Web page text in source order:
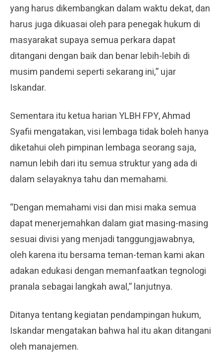
yang harus dikembangkan dalam waktu dekat, dan
harus juga dikuasai oleh para penegak hukum di
masyarakat supaya semua perkara dapat
ditangani dengan baik dan benar lebih-lebih di
musim pandemi seperti sekarang ini,” ujar
Iskandar.
Sementara itu ketua harian YLBH FPY, Ahmad
Syafii mengatakan, visi lembaga tidak boleh hanya
diketahui oleh pimpinan lembaga seorang saja,
namun lebih dari itu semua struktur yang ada di
dalam selayaknya tahu dan memahami.
“Dengan memahami visi dan misi maka semua
dapat menerjemahkan dalam giat masing-masing
sesuai divisi yang menjadi tanggungjawabnya,
oleh karena itu bersama teman-teman kami akan
adakan edukasi dengan memanfaatkan tegnologi
pranala sebagai langkah awal,” lanjutnya.
Ditanya tentang kegiatan pendampingan hukum,
Iskandar mengatakan bahwa hal itu akan ditangani
oleh manajemen.